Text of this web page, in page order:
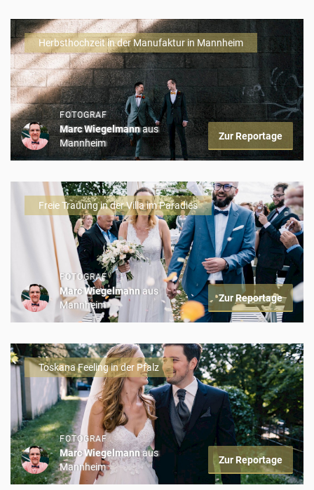
Herbsthochzeit in der Manufaktur in Mannheim
Zur Reportage
FOTOGRAF
Marc Wiegelmannaus
Mannheim
Freie Trauung in der Villa im Paradies
Zur Reportage
FOTOGRAF
Marc Wiegelmannaus
Mannheim
Toskana Feeling in der Pfalz
Zur Reportage
FOTOGRAF
Marc Wiegelmannaus
Mannheim